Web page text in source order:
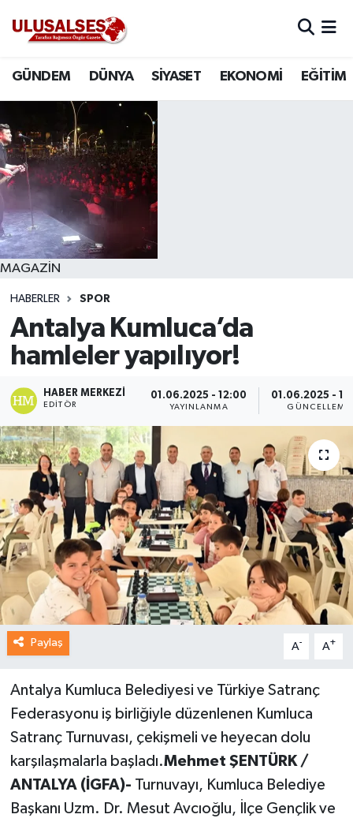
GÜNDEM DÜNYA SİYASET EKONOMİ EĞİTİM
MAGAZİN
HABERLER SPOR
Antalya Kumluca’da
hamleler yapılıyor!
HABER MERKEZI
EDITÖR
01.06.2025 - 12:00
YAYINLANMA
01.06.2025 -
GÜNCELLEME
Paylaş A- A+
Antalya Kumluca Belediyesi ve Türkiye Satranç
Federasyonu iş birliğiyle düzenlenen Kumluca
Satranç Turnuvası, çekişmeli ve heyecan dolu
karşılaşmalarla başladı.Mehmet ŞENTÜRK /
ANTALYA (İGFA)- Turnuvayı, Kumluca Belediye
Başkanı Uzm. Dr. Mesut Avcıoğlu, İlçe Gençlik ve
DÜNYA
SİYASET
EKONOMİ
EĞİTİM
SAĞLIK
MAGAZİN
SPOR
Trafik Durumu
Süper Lig Puan Durumu ve Fikstür
Tüm Manşetler
Son Dakika Haberleri
Haber Arşivi